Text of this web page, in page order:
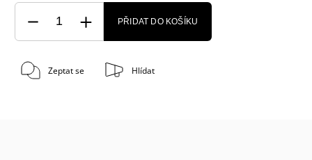
PŘIDAT DO KOŠÍKU
Zeptat se Hlídat